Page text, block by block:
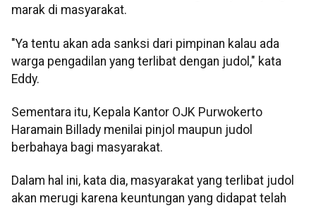
marak di masyarakat.
"Ya tentu akan ada sanksi dari pimpinan kalau ada
warga pengadilan yang terlibat dengan judol," kata
Eddy.
Sementara itu, Kepala Kantor OJK Purwokerto
Haramain Billady menilai pinjol maupun judol
berbahaya bagi masyarakat.
Dalam hal ini, kata dia, masyarakat yang terlibat judol
akan merugi karena keuntungan yang didapat telah